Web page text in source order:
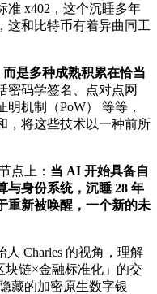
准 x402，这个沉睡多年
这和比特币有着异曲同工
是多种成熟积累在恰当
码学签名、点对点网
机制（PoW） 等等，
，将这些技术以一种前所
点上： 当 AI 开始具备自
与身份系统，沉睡 28 年
重新被唤醒，一个新的未
人 Charles 的视角，理解
块链×金融标准化」的交
藏的加密原生数字银